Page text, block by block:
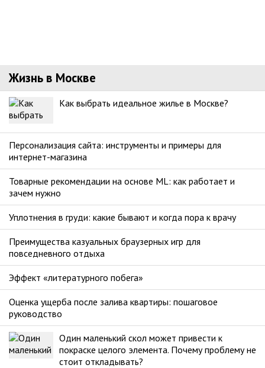
Жизнь в Москве
Как выбрать идеальное жилье в Москве?
Персонализация сайта: инструменты и примеры для
интернет-магазина
Товарные рекомендации на основе ML: как работает и
зачем нужно
Уплотнения в груди: какие бывают и когда пора к врачу
Преимущества казуальных браузерных игр для
повседневного отдыха
Эффект «литературного побега»
Оценка ущерба после залива квартиры: пошаговое
руководство
Один маленький скол может привести к
покраске целого элемента. Почему проблему не
стоит откладывать?